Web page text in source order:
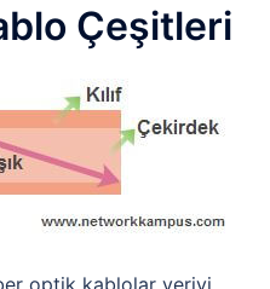
Çeşitleri
optik kablolar veriyi